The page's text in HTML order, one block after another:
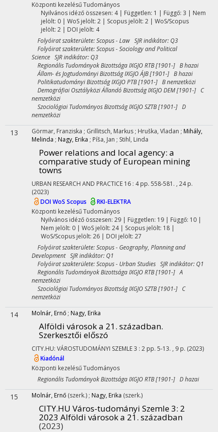
Központi kezelésűTudományos
Nyilvános idéző összesen: 4| Független: 1 | Függő: 3 | Nem
jelölt: 0 | WoS jelölt: 2 | Scopus jelölt: 2 | WoS/Scopus
jelölt: 2 | DOI jelölt: 4
Folyóirat szakterülete: Scopus - Law SJR indikátor: Q3
Folyóirat szakterülete: Scopus - Sociology and Political
Science SJR indikátor: Q3
Regionális Tudományok Bizottsága IXGJO RTB [1901-] B hazai
Állam- és Jogtudományi Bizottság IXGJO ÁJB [1901-] B hazai
Politikatudományi Bizottság IXGJO PTB [1901-] B nemzetközi
Demográfiai Osztályközi Állandó Bizottság IXGJO DEM [1901-] C
nemzetközi
Szociológiai Tudományos Bizottság IXGJO SZTB [1901-] D
nemzetközi
13 Görmar, Franziska ; Grillitsch, Markus ; Hruška, Vladan ; Mihály,
Melinda ; Nagy, Erika ; Píša, Jan ; Stihl, Linda
Power relations and local agency: a
comparative study of European mining
towns
URBAN RESEARCH AND PRACTICE 16 : 4 pp. 558-581. , 24 p.
(2023)
DOIWoS Scopus
RKI-ELEKTRA
Központi kezelésűTudományos
Nyilvános idéző összesen: 29| Független: 19 | Függő: 10 |
Nem jelölt: 0 | WoS jelölt: 24 | Scopus jelölt: 18 |
WoS/Scopus jelölt: 26 | DOI jelölt: 27
Folyóirat szakterülete: Scopus - Geography, Planning and
Development SJR indikátor: Q1
Folyóirat szakterülete: Scopus - Urban Studies SJR indikátor: Q1
Regionális Tudományok Bizottsága IXGJO RTB [1901-] A
nemzetközi
Szociológiai Tudományos Bizottság IXGJO SZTB [1901-] C
nemzetközi
14 Molnár, Ernő ; Nagy, Erika
Alföldi városok a 21. században.
Szerkesztői előszó
CITY.HU: VÁROSTUDOMÁNYI SZEMLE3 : 2 pp. 5-13. , 9 p. (2023)
Kiadónál
Központi kezelésűTudományos
Regionális Tudományok Bizottsága IXGJO RTB [1901-] D hazai
15 Molnár, Ernő (szerk.) ; Nagy, Erika (szerk.)
CITY.HU Város-tudományi Szemle 3: 2
2023 Alföldi városok a 21. században
(2023)